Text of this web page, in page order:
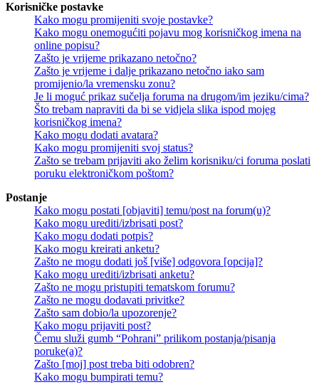
Korisničke postavke
Kako mogu promijeniti svoje postavke?
Kako mogu onemogućiti pojavu mog korisničkog imena na
online popisu?
Zašto je vrijeme prikazano netočno?
Zašto je vrijeme i dalje prikazano netočno iako sam
promijenio/la vremensku zonu?
Je li moguć prikaz sučelja foruma na drugom/im jeziku/cima?
Što trebam napraviti da bi se vidjela slika ispod mojeg
korisničkog imena?
Kako mogu dodati avatara?
Kako mogu promijeniti svoj status?
Zašto se trebam prijaviti ako želim korisniku/ci foruma poslati
poruku elektroničkom poštom?
Postanje
Kako mogu postati [objaviti] temu/post na forum(u)?
Kako mogu urediti/izbrisati post?
Kako mogu dodati potpis?
Kako mogu kreirati anketu?
Zašto ne mogu dodati još [više] odgovora [opcija]?
Kako mogu urediti/izbrisati anketu?
Zašto ne mogu pristupiti tematskom forumu?
Zašto ne mogu dodavati privitke?
Zašto sam dobio/la upozorenje?
Kako mogu prijaviti post?
Čemu služi gumb “Pohrani” prilikom postanja/pisanja
poruke(a)?
Zašto [moj] post treba biti odobren?
Kako mogu bumpirati temu?